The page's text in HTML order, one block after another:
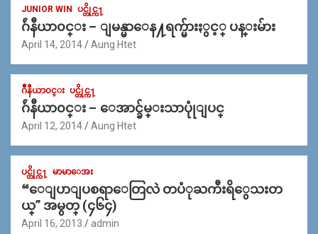
JUNIOR WIN ပင္တိုင္က႑
ဂ်ဴနီယာ၀င္း – ျမန္မာေန႔ရက္မ်ားႏွင့္ ပန္းမ်ား
April 14, 2014 Aung Htet
ဂ်ဳနီယာ၀င္း ပင္တိုင္က႑
ဂ်ဴနီယာ၀င္း – ေအာင္ခ်မ္းသာပုုံျပင္
April 12, 2014 Aung Htet
ပင္တိုင္က႑ မာမာေအး
“ေျပာျပစရာေတြလဲ တပံုႀကီးရိွေသးတ
ယ္” အမွတ္ (၄၆၄)
April 16, 2013 admin